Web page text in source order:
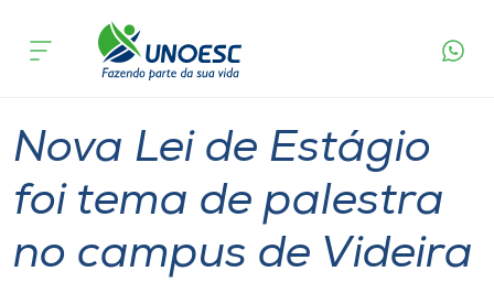
Cursos
Pesquisa
Atendimento ao Estudante
acontece
Nova Lei de Estágio
foi tema de palestra
no campus de Videira